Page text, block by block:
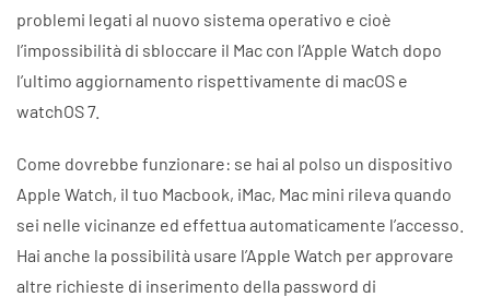
problemi legati al nuovo sistema operativo e cioè
l’impossibilità di sbloccare il Mac con l’Apple Watch dopo
l’ultimo aggiornamento rispettivamente di macOS e
watchOS 7.
Come dovrebbe funzionare: se hai al polso un dispositivo
Apple Watch, il tuo Macbook, iMac, Mac mini rileva quando
sei nelle vicinanze ed effettua automaticamente l’accesso.
Hai anche la possibilità usare l’Apple Watch per approvare
altre richieste di inserimento della password di